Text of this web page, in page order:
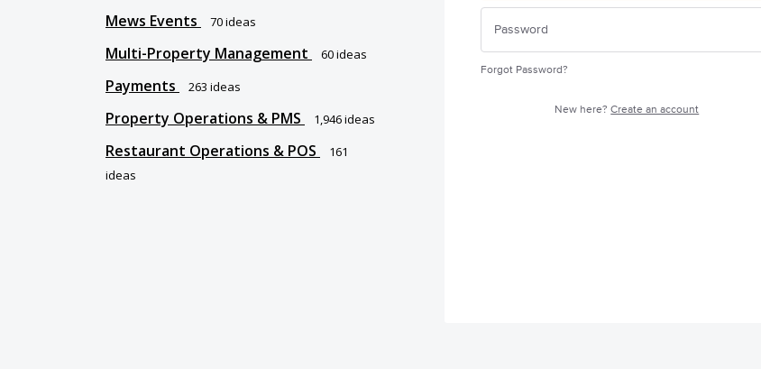
Mews Events 70ideas
Multi-Property Management 60ideas
Payments 263 ideas
Property Operations & PMS 1,946ideas
Restaurant Operations & POS
161
ideas
Forgot Password?
New here?Create an account